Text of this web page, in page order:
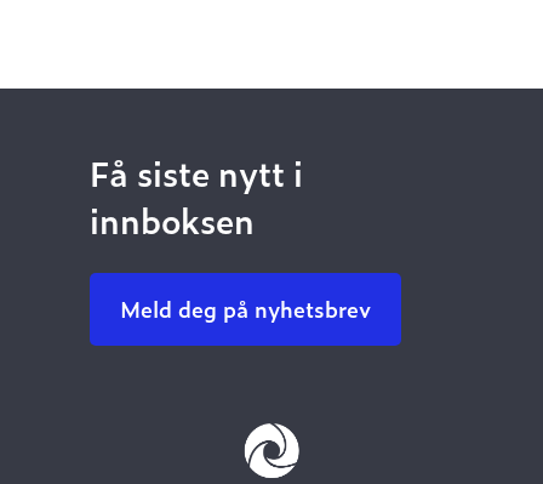
Få siste nytt i
innboksen
Meld deg på nyhetsbrev